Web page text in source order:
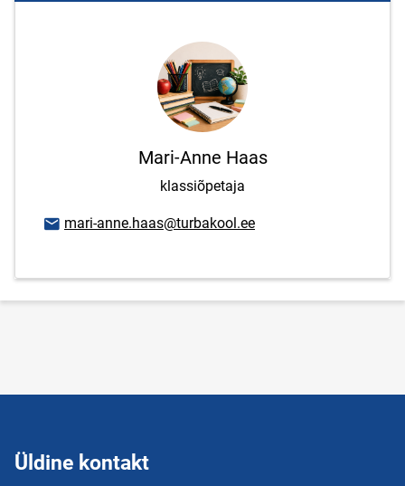
Mari-Anne Haas
klassiõpetaja
E-posti aadress
mari-anne.haas@turbakool.ee
Üldine kontakt